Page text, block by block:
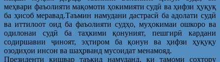
меҳвари фаъолияти мақомоти ҳокимияти судӣ ва ҳифзи ҳуқуқ
ба ҳисоб меравад.Таъмин намудани дастрасӣ ба адолати судӣ
ва иттилоот оид ба фаъолияти судҳо, муҳокимаи ошкоро ва
одилонаи судӣ ба таҳкими қонуният, пешгирӣ кардани
содиршавии ҷиноят, эҳтиром ба қонун ва ҳифзи ҳуқуқу
озодиҳои инсон ва шаҳрванд мусоидат менамояд.
Президенти кишвар таъкид намуданд, ки тамоми сохтору